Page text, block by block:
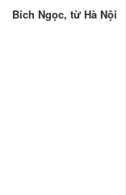
Bích Ngọc, từ Hà Nội